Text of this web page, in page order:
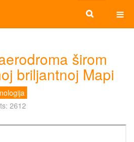
širom
briljantnoj Mapi
2612